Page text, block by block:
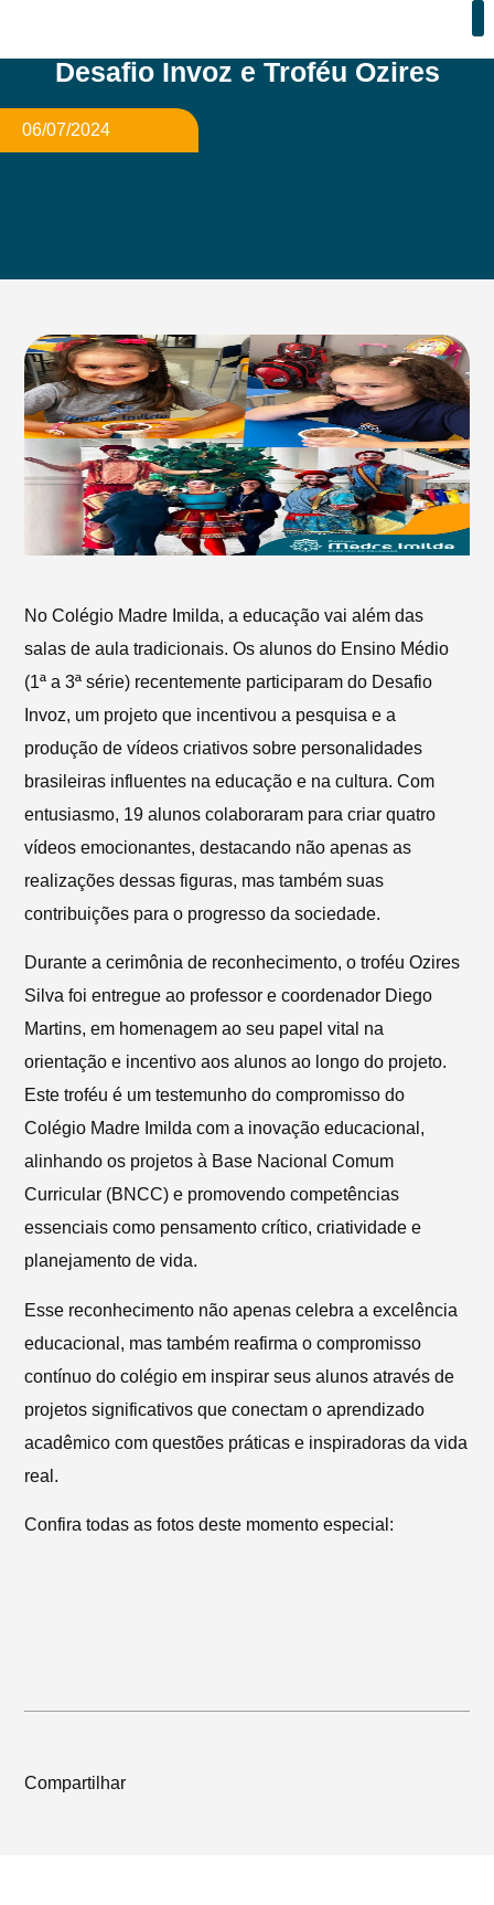
Desafio Invoz e Troféu Ozires
06/07/2024
No Colégio Madre Imilda, a educação vai além das
salas de aula tradicionais. Os alunos do Ensino Médio
(1ª a 3ª série) recentemente participaram do Desafio
Invoz, um projeto que incentivou a pesquisa e a
produção de vídeos criativos sobre personalidades
brasileiras influentes na educação e na cultura. Com
entusiasmo, 19 alunos colaboraram para criar quatro
vídeos emocionantes, destacando não apenas as
realizações dessas figuras, mas também suas
contribuições para o progresso da sociedade.
Durante a cerimônia de reconhecimento, o troféu Ozires
Silva foi entregue ao professor e coordenador Diego
Martins, em homenagem ao seu papel vital na
orientação e incentivo aos alunos ao longo do projeto.
Este troféu é um testemunho do compromisso do
Colégio Madre Imilda com a inovação educacional,
alinhando os projetos à Base Nacional Comum
Curricular (BNCC) e promovendo competências
essenciais como pensamento crítico, criatividade e
planejamento de vida.
Esse reconhecimento não apenas celebra a excelência
educacional, mas também reafirma o compromisso
contínuo do colégio em inspirar seus alunos através de
projetos significativos que conectam o aprendizado
acadêmico com questões práticas e inspiradoras da vida
real.
Confira todas as fotos deste momento especial:
Compartilhar